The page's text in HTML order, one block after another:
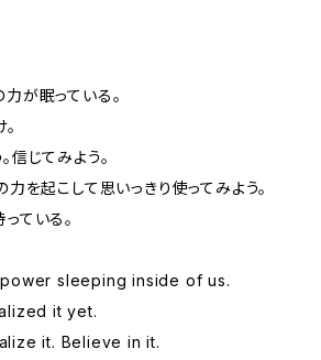
が眠っている。
信じてみよう。
力を起こして思いっきり使ってみよう。
ている。
sleeping inside of us.
it yet.
it. Believe in it.